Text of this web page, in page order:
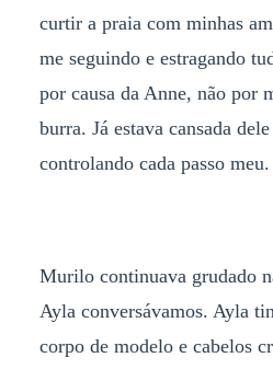
curtir a praia com minhas
me seguindo e estragando
por causa da Anne, não por
burra. Já estava cansada
controlando cada passo meu.
Murilo continuava grudado
Ayla conversávamos. Ayla
corpo de modelo e cabelos